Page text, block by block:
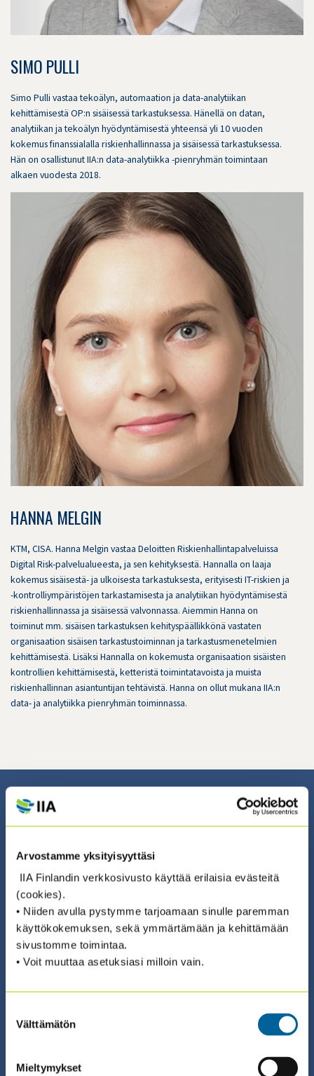
Arvostamme yksityisyyttäsi
IIA Finlandin verkkosivusto käyttää erilaisia evästeitä
(cookies).
• Niiden avulla pystymme tarjoamaan sinulle paremman
käyttökokemuksen, sekä ymmärtämään ja kehittämään
sivustomme toimintaa.
• Voit muuttaa asetuksiasi milloin vain.
valinta
Välttämätön
Mieltymykset
SIMO PULLI
Simo Pulli vastaa tekoälyn, automaation ja data-analytiikan
kehittämisestä OP:n sisäisessä tarkastuksessa. Hänellä on datan,
analytiikan ja tekoälyn hyödyntämisestä yhteensä yli 10 vuoden
kokemus finanssialalla riskienhallinnassa ja sisäisessä tarkastuksessa.
Hän on osallistunut IIA:n data-analytiikka -pienryhmän toimintaan
alkaen vuodesta 2018.
HANNA MELGIN
KTM, CISA. Hanna Melgin vastaa Deloitten Riskienhallintapalveluissa
Digital Risk-palvelualueesta, ja sen kehityksestä. Hannalla on laaja
kokemus sisäisestä- ja ulkoisesta tarkastuksesta, erityisesti IT-riskien ja
-kontrolliympäristöjen tarkastamisesta ja analytiikan hyödyntämisestä
riskienhallinnassa ja sisäisessä valvonnassa. Aiemmin Hanna on
toiminut mm. sisäisen tarkastuksen kehityspäällikkönä vastaten
organisaation sisäisen tarkastustoiminnan ja tarkastusmenetelmien
kehittämisestä. Lisäksi Hannalla on kokemusta organisaation sisäisten
kontrollien kehittämisestä, ketteristä toimintatavoista ja muista
riskienhallinnan asiantuntijan tehtävistä. Hanna on ollut mukana IIA:n
data- ja analytiikka pienryhmän toiminnassa.
TULEVAT TAPAHTUMAT
01.09.2026 08:30 / Koulutus
(1.9. + 8.9. + 15.9.)
ILMOITTAUDU ›